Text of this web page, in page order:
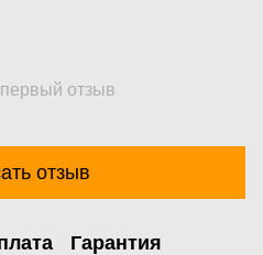
отзыв
отзыв
Гарантия